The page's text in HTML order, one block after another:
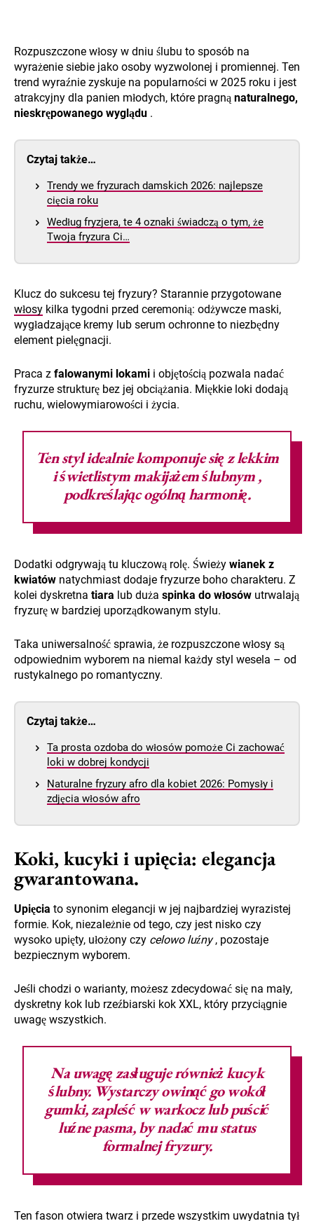
Rozpuszczone włosy w dniu ślubu to sposób na
wyrażenie siebie jako osoby wyzwolonej i promiennej. Ten
trend wyraźnie zyskuje na popularności w 2025 roku i jest
atrakcyjny dla panien młodych, które pragną naturalnego,
nieskrępowanego wyglądu .
Czytaj także…
Trendy we fryzurach damskich 2026: najlepsze
cięcia roku
Według fryzjera, te 4 oznaki świadczą o tym, że
Twoja fryzura Ci…
Klucz do sukcesu tej fryzury? Starannie przygotowane
włosy kilka tygodni przed ceremonią: odżywcze maski,
wygładzające kremy lub serum ochronne to niezbędny
element pielęgnacji.
Praca z falowanymi lokami i objętością pozwala nadać
fryzurze strukturę bez jej obciążania. Miękkie loki dodają
ruchu, wielowymiarowości i życia.
Ten styl idealnie komponuje się z lekkim
i świetlistymmakijażem ślubnym,
podkreślając ogólną harmonię.
Dodatki odgrywają tu kluczową rolę. Świeży wianek z
kwiatów natychmiast dodaje fryzurze boho charakteru. Z
kolei dyskretna tiara lub duża spinka do włosów utrwalają
fryzurę w bardziej uporządkowanym stylu.
Taka uniwersalność sprawia, że rozpuszczone włosy są
odpowiednim wyborem na niemal każdy styl wesela – od
rustykalnego po romantyczny.
Czytaj także…
Ta prosta ozdoba do włosów pomoże Ci zachować
loki w dobrej kondycji
Naturalne fryzury afro dla kobiet 2026: Pomysły i
zdjęcia włosów afro
Koki, kucyki i upięcia: elegancja
gwarantowana.
Upięcia to synonim elegancji w jej najbardziej wyrazistej
formie. Kok, niezależnie od tego, czy jest nisko czy
wysoko upięty, ułożony czy celowo luźny, pozostaje
bezpiecznym wyborem.
Jeśli chodzi o warianty, możesz zdecydować się na mały,
dyskretny kok lub rzeźbiarski kok XXL, który przyciągnie
uwagę wszystkich.
Na uwagę zasługuje równieżkucyk
ślubny. Wystarczy owinąć go wokół
gumki, zapleść w warkocz lub puścić
luźne pasma, by nadać mu status
formalnej fryzury.
Ten fason otwiera twarz i przede wszystkim uwydatnia tył